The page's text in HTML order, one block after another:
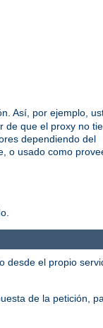
Así, por ejemplo,
de que el proxy no
dependiendo del
o usado como
desde el propio
de la petición,